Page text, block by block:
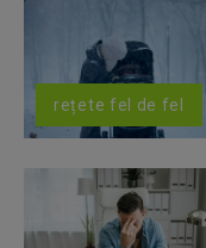
rețete fel de fel